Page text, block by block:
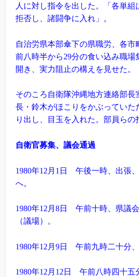
人に対し指令を出した。「各単組
拒否し、諸闘争に入れ」。
自治労県本部傘下の県職労、各市
前八時半から29分の食い込み職場
開き、実力阻止の構えを見せた。
そのころ自衛隊沖縄地方連絡部長
長・鈴木がほこりをかぶっていた
り出し、目玉を入れた。部員らの
自衛官募集、議会通過
1980年12月1日 午後一時、出張
へ。
1980年12月8日 午前十時、県議
（議場）。
1980年12月9日 午前九時二十分、
1980年12月12日 午前八時四十五